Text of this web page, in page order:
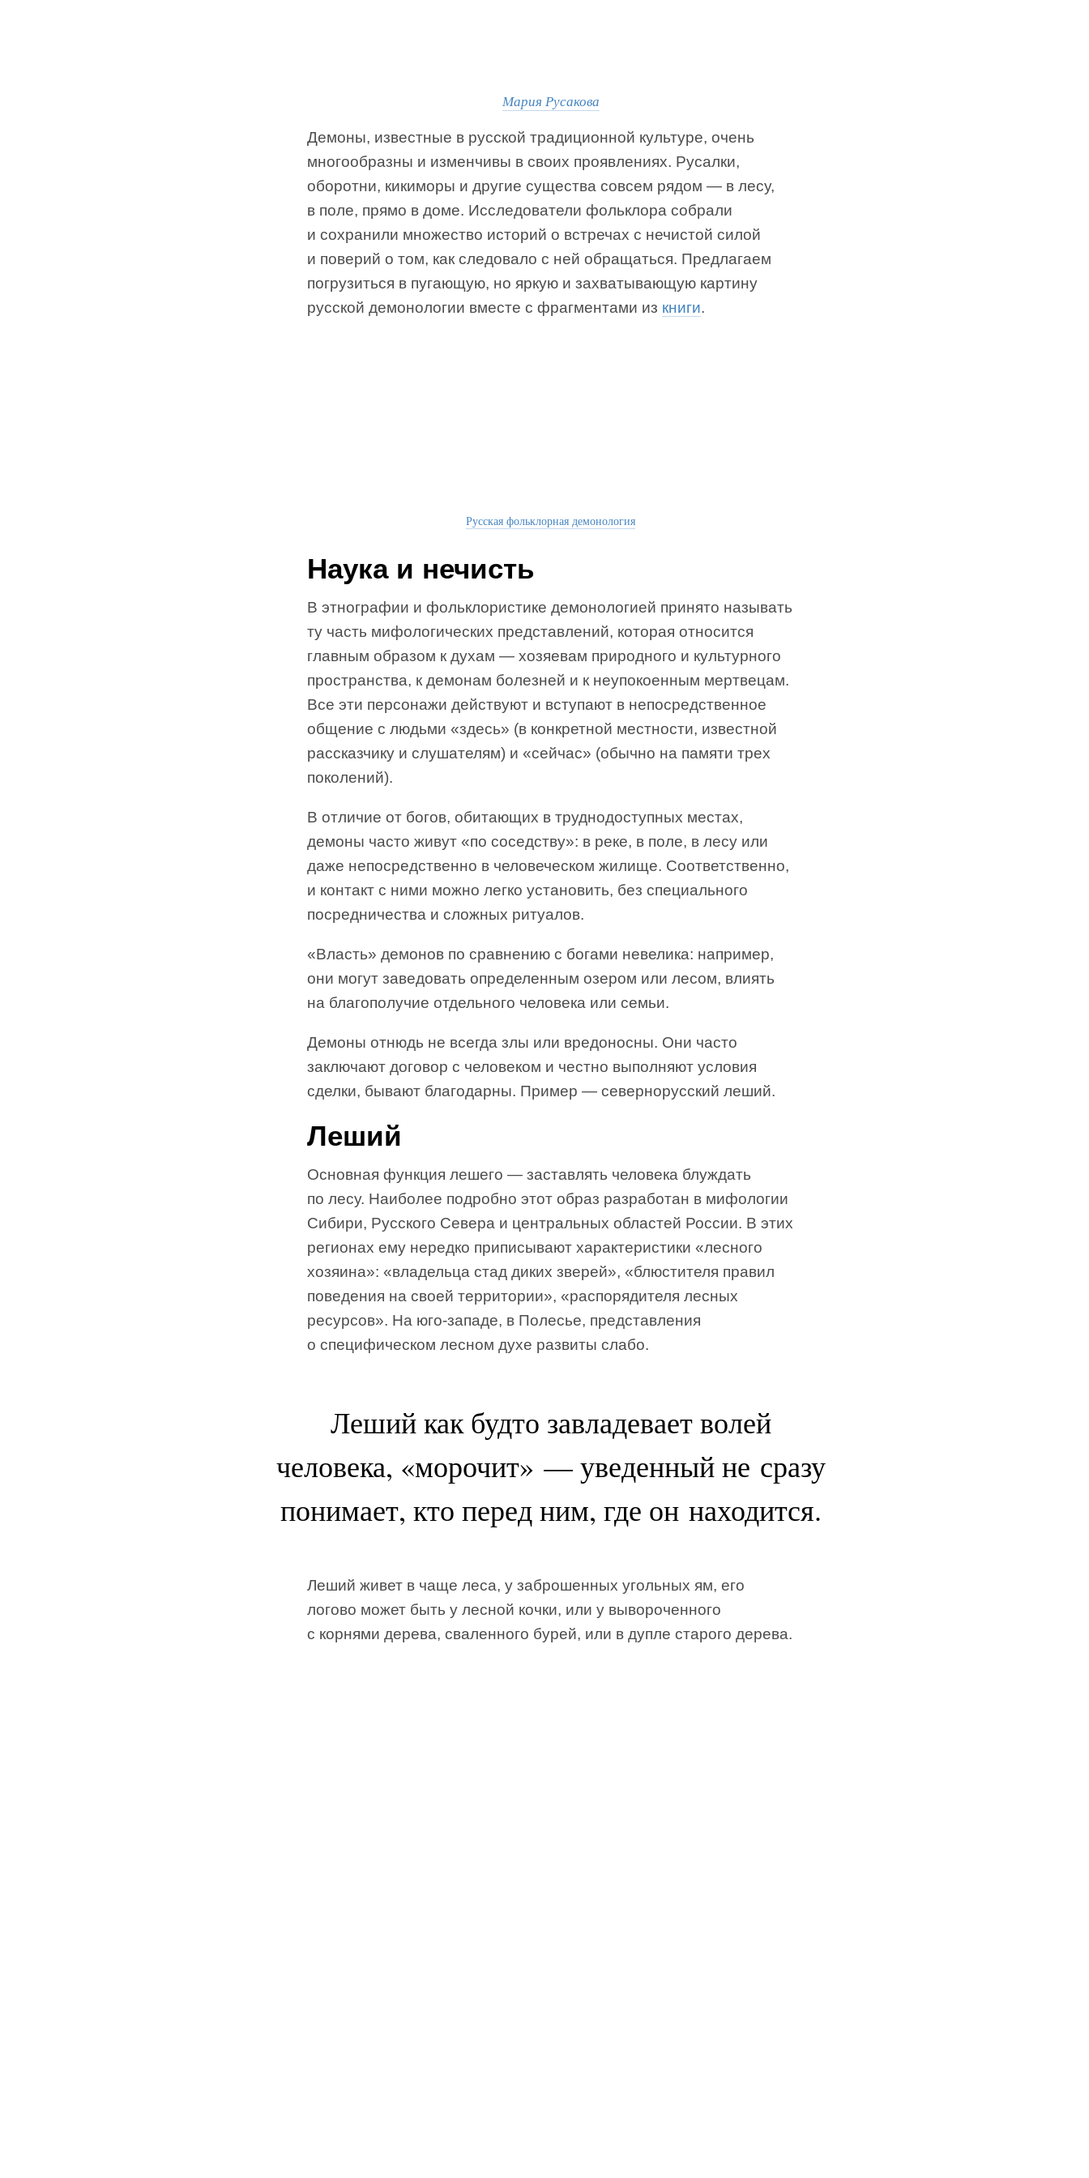
Мария Русакова
Демоны, известные в русской традиционной культуре, очень
многообразны и изменчивы в своих проявлениях. Русалки,
оборотни, кикиморы и другие существа совсем рядом — в лесу,
в поле, прямо в доме. Исследователи фольклора собрали
и сохранили множество историй о встречах с нечистой силой
и поверий о том, как следовало с ней обращаться. Предлагаем
погрузиться в пугающую, но яркую и захватывающую картину
русской демонологии вместе с фрагментами из книги.
Русская фольклорная демонология
Наука и нечисть
В этнографии и фольклористике демонологией принято называть
ту часть мифологических представлений, которая относится
главным образом к духам — хозяевам природного и культурного
пространства, к демонам болезней и к неупокоенным мертвецам.
Все эти персонажи действуют и вступают в непосредственное
общение с людьми «здесь» (в конкретной местности, известной
рассказчику и слушателям) и «сейчас» (обычно на памяти трех
поколений).
В отличие от богов, обитающих в труднодоступных местах,
демоны часто живут «по соседству»: в реке, в поле, в лесу или
даже непосредственно в человеческом жилище. Соответственно,
и контакт с ними можно легко установить, без специального
посредничества и сложных ритуалов.
«Власть» демонов по сравнению с богами невелика: например,
они могут заведовать определенным озером или лесом, влиять
на благополучие отдельного человека или семьи.
Демоны отнюдь не всегда злы или вредоносны. Они часто
заключают договор с человеком и честно выполняют условия
сделки, бывают благодарны. Пример — севернорусский леший.
Леший
Основная функция лешего — заставлять человека блуждать
по лесу. Наиболее подробно этот образ разработан в мифологии
Сибири, Русского Севера и центральных областей России. В этих
регионах ему нередко приписывают характеристики «лесного
хозяина»: «владельца стад диких зверей», «блюстителя правил
поведения на своей территории», «распорядителя лесных
ресурсов». На юго-западе, в Полесье, представления
о специфическом лесном духе развиты слабо.
Леший как будто завладевает волей
человека, «морочит» — уведенный не сразу
понимает, кто перед ним, где он находится.
Леший живет в чаще леса, у заброшенных угольных ям, его
логово может быть у лесной кочки, или у вывороченного
с корнями дерева, сваленного бурей, или в дупле старого дерева.